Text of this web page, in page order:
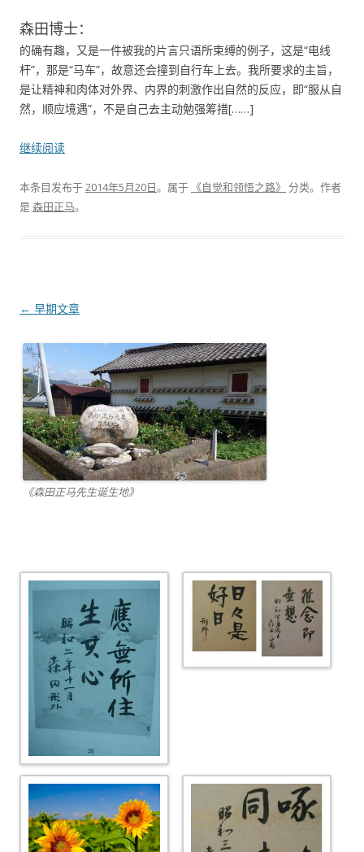
森田博士：
的确有趣，又是一件被我的片言只语所束缚的例子，这是“电线
杆”，那是“马车”，故意还会撞到自行车上去。我所要求的主旨，
是让精神和肉体对外界、内界的刺激作出自然的反应，即“服从自
然，顺应境遇”，不是自己去主动勉强筹措[……]
继续阅读
本条目发布于2014年5月20日。属于 《自觉和领悟之路》 分类。 作者
是森田正马。
文章导航
← 早期文章
《森田正马先生诞生地》